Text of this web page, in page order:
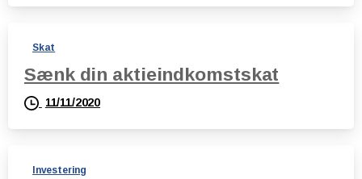
Skat
Sænk din aktieindkomstskat
11/11/2020
Investering